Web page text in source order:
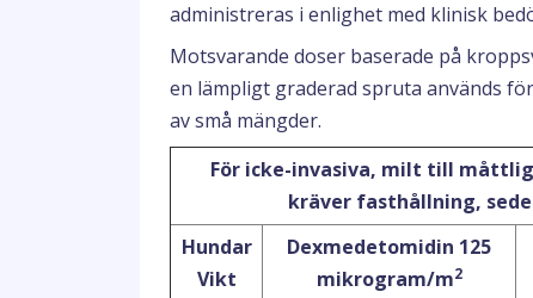
administreras i enlighet med klinisk
Motsvarande doser baserade på
en lämpligt graderad spruta används
av små mängder.
För icke-invasiva, milt till
kräver fasthållning,
Hundar
Vikt
Dexmedetomidin 125
mikrogram/m2